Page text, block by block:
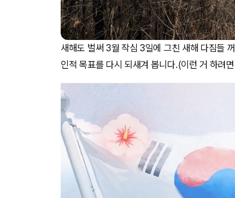
새해도 벌써 3월 작심 3일에 그친 새해 다짐들
인적 목표를 다시 되새겨 봅니다.(이런 거 하려